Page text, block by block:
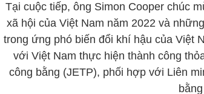
Tại cuộc tiếp, ông Simon Cooper chúc
xã hội của Việt Nam năm 2022 và
trong ứng phó biến đổi khí hậu của Việt
với Việt Nam thực hiện thành công
công bằng (JETP), phối hợp với Liên